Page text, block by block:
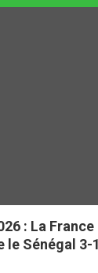
: La France
le Sénégal 3-1